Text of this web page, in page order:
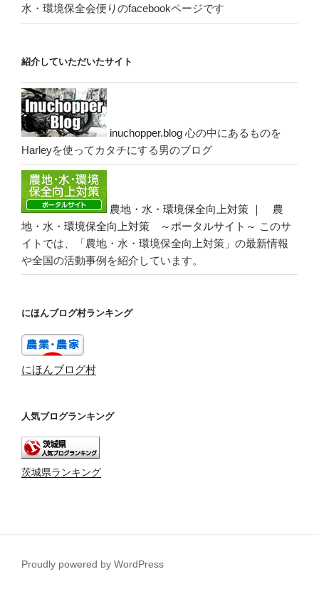
水・環境保全会便りのfacebookページです
紹介していただいたサイト
inuchopper.blog 心の中にあるものを
Harleyを使ってカタチにする男のブログ
農地・水・環境保全向上対策 ｜ 農
地・水・環境保全向上対策 ～ポータルサイト～ このサ
イトでは、「農地・水・環境保全向上対策」の最新情報
や全国の活動事例を紹介しています。
にほんブログ村ランキング
にほんブログ村
人気ブログランキング
茨城県ランキング
Proudly powered by WordPress